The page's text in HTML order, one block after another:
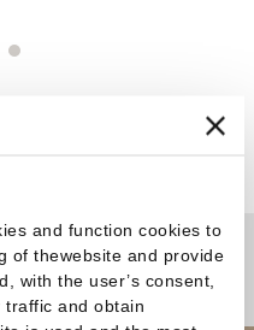
and function cookies to
of thewebsite and provide
with the user’s consent,
traffic and obtain
Preguntas?